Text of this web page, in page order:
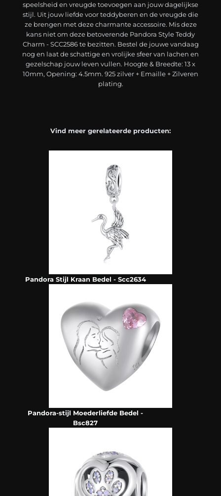
speelsheid en vreugde toevoegen aan jouw dagelijkse
stijl. Uit jouw liefde voor teddyberen en de vreugde die
ze brengen met deze charmante accessoire. Mis deze
kans niet om deze betoverende Pandora Style Teddy
Charm - SCC2586 te bezitten. Bestel de jouwe vandaag
nog en laat de schattige en vrolijke sfeer van lachen en
gezelschap jouw leven vullen. Hoogte & Breedte: 13 x
10mm, Opening: 4.5mm. 925 zilver + Emaille + Zilveren
plating.
Vind meer gerelateerde producten:
Pandora Stijl Kraan Bedel - Scc2634
Pandora-stijl Moederliefde Bedel -
Bsc827